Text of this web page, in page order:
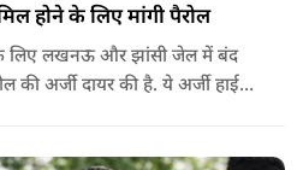
होने के लिए मांगी पैरोल
लिए लखनऊ और झांसी जेल में बंद
की अर्जी दायर की है. ये अर्जी हाई